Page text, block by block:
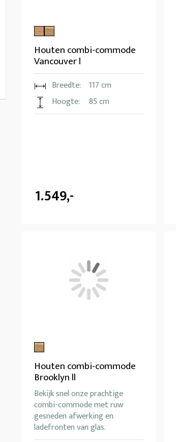
Houten combi-commode
Vancouver l
Breedte:
117 cm
Hoogte:
85 cm
1.549,-
Houten combi-commode
Brooklyn ll
Bekijk snel onze prachtige
combi-commode met ruw
gesneden afwerking en
ladefronten van glas.